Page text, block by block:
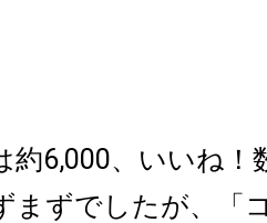
約6,000、いいね！
まずでしたが、「